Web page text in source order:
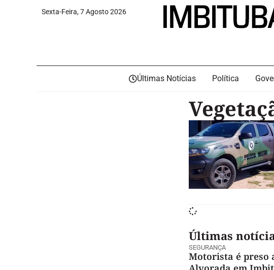
Sexta-Feira, 7 Agosto 2026
Últimas Notícias Política
Últimas
SEGURANÇA
Motorista é preso